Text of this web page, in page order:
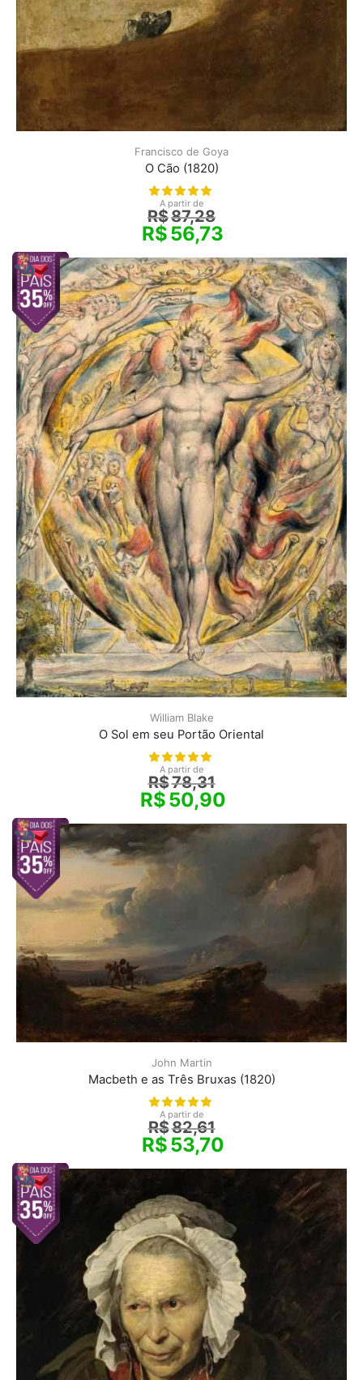
Francisco de Goya
O Cão (1820)
A partir de
R$87,28
R$56,73
William Blake
O Sol em seu Portão Oriental
A partir de
R$78,31
R$50,90
John Martin
Macbeth e as Três Bruxas (1820)
A partir de
R$82,61
R$53,70